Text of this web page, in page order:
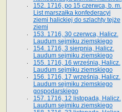
152. 1716, po 15 czerwca, b. m.
List marszałka konfederacyi
ziemi halickiej do szlachty tejże
ziemi
153. 1716, 30 czerwca, Halicz.
Laudum sejmiku ziemskiego
154. 1716, 3 sierpnia, Halicz.
Laudum sejmiku ziemskiego
155. 1716, 16 września, Halicz.
Laudum sejmiku ziemskiego
156. 1716, 17 września, Halicz.
Laudum sejmiku ziemskiego
gospodarskiego
157. 1716, 12 listopada, Halicz.
Laudum sejmiku ziemskiego